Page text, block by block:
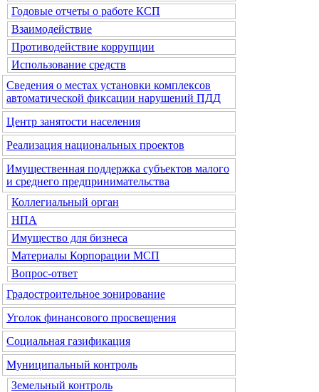
Годовые отчеты о работе КСП
Взаимодействие
Противодействие коррупции
Использование средств
Сведения о местах установки комплексов
автоматической фиксации нарушений ПДД
Центр занятости населения
Реализация национальных проектов
Имущественная поддержка субъектов малого
и среднего предпринимательства
Коллегиальный орган
НПА
Имущество для бизнеса
Материалы Корпорации МСП
Вопрос-ответ
Градостроительное зонирование
Уголок финансового просвещения
Социальная газификация
Муниципальный контроль
Земельный контроль